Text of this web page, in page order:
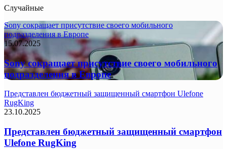
Случайные
Sony сокращает присутствие своего мобильного
подразделения в Европе
15.07.2025
Sony сокращает присутствие своего мобильного
подразделения в Европе
Представлен бюджетный защищенный смартфон Ulefone
RugKing
23.10.2025
Представлен бюджетный защищенный смартфон
Ulefone RugKing